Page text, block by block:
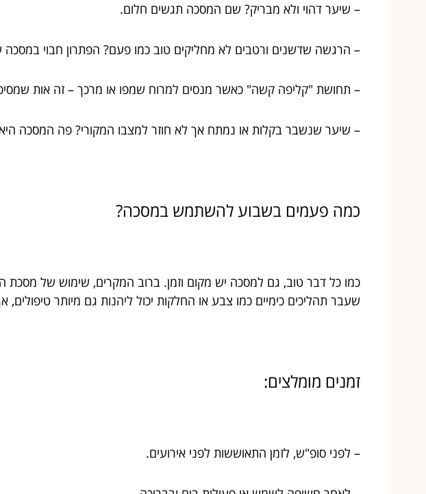
– שיער דהוי ולא מבריק? שם המסכה תגשים חלום.
– הרגשה שדשנים ורטבים לא מחליקים טוב כמו פעם? הפתרון חבוי במסכה
– תחושת "קליפה קשה" כאשר מנסים למרוח שמפו או מרכך – זה אות
– שיער שנשבר בקלות או נמתח אך לא חוזר למצבו המקורי? פה המסכה היא
כמה פעמים בשבוע להשתמש במסכה?
כמו כל דבר טוב, גם למסכה יש מקום וזמן. ברוב המקרים, שימוש של
שעבר תהליכים כימיים כמו צבע או החלקות יכול ליהנות גם מיותר
זמנים מומלצים:
– לפני סופ"ש, לזמן התאוששות לפני אירועים.